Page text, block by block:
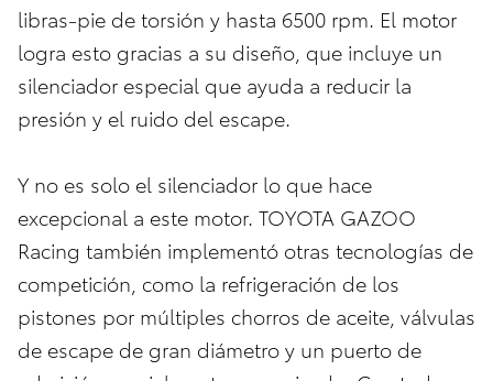
libras-pie de torsión y hasta 6500 rpm. El motor
logra esto gracias a su diseño, que incluye un
silenciador especial que ayuda a reducir la
presión y el ruido del escape.
Y no es solo el silenciador lo que hace
excepcional a este motor. TOYOTA GAZOO
Racing también implementó otras tecnologías de
competición, como la refrigeración de los
pistones por múltiples chorros de aceite, válvulas
de escape de gran diámetro y un puerto de